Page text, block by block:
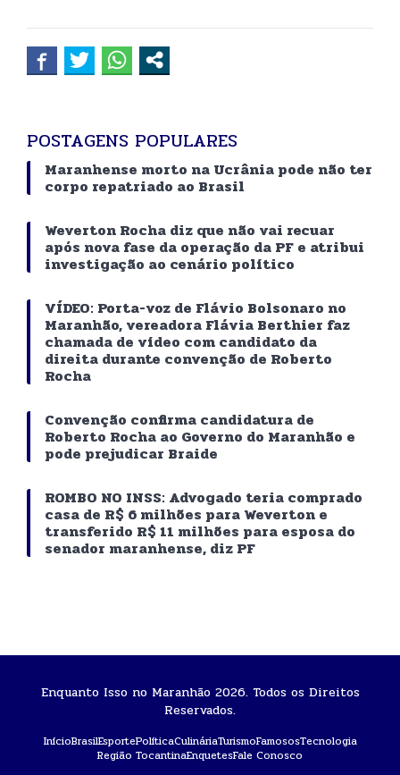
POSTAGENS POPULARES
Maranhense morto na Ucrânia pode não ter
corpo repatriado ao Brasil
Weverton Rocha diz que não vai recuar
após nova fase da operação da PF e atribui
investigação ao cenário político
VÍDEO: Porta-voz de Flávio Bolsonaro no
Maranhão, vereadora Flávia Berthier faz
chamada de vídeo com candidato da
direita durante convenção de Roberto
Rocha
Convenção confirma candidatura de
Roberto Rocha ao Governo do Maranhão e
pode prejudicar Braide
ROMBO NO INSS: Advogado teria comprado
casa de R$ 6 milhões para Weverton e
transferido R$ 11 milhões para esposa do
senador maranhense, diz PF
Enquanto Isso no Maranhão 2026. Todos os Direitos
Reservados.
InícioBrasilEsportePolíticaCulináriaTurismoFamososTecnologia
Região TocantinaEnquetesFale Conosco